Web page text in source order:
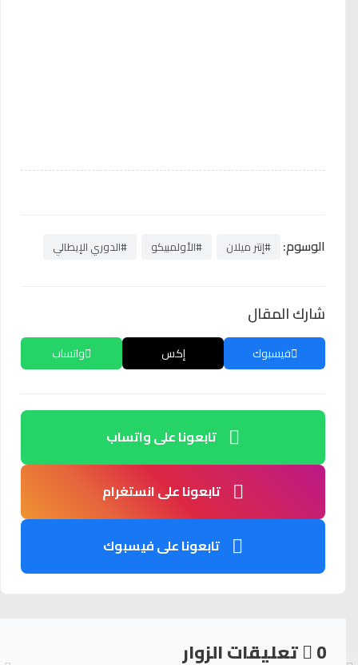
الوسوم: #إنتر ميلان #الأولمبيكو #الدوري الإيطالي
شارك المقال
فيسبوك إكس واتساب
تابعونا على واتساب
تابعونا على انستغرام
تابعونا على فيسبوك
0 تعليقات الزوار